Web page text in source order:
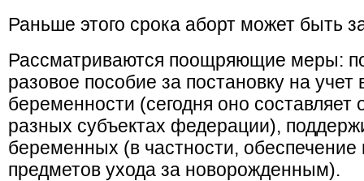
Раньше этого срока аборт может быть
Рассматриваются поощряющие меры:
разовое пособие за постановку на учет
беременности (сегодня оно составляет
разных субъектах федерации),
беременных (в частности,
предметов ухода за новорожденным).